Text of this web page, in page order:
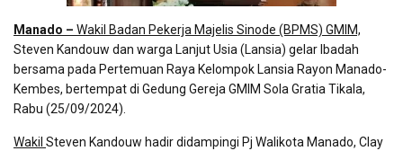
Manado – Wakil Badan Pekerja Majelis Sinode (BPMS) GMIM,
Steven Kandouw dan warga Lanjut Usia (Lansia) gelar Ibadah
bersama pada Pertemuan Raya Kelompok Lansia Rayon Manado-
Kembes, bertempat di Gedung Gereja GMIM Sola Gratia Tikala,
Rabu (25/09/2024).
Wakil Steven Kandouw hadir didampingi Pj Walikota Manado, Clay